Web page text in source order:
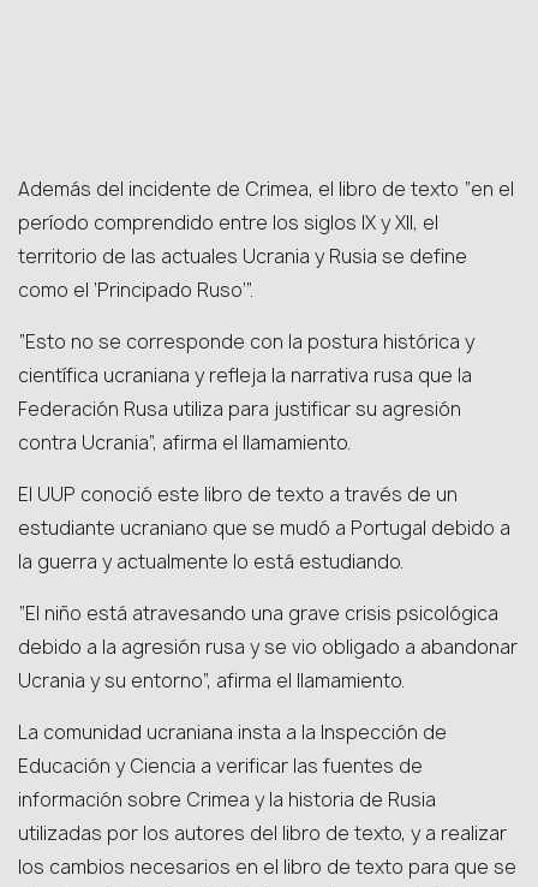
Además del incidente de Crimea, el libro de texto “en el
período comprendido entre los siglos IX y XII, el
territorio de las actuales Ucrania y Rusia se define
como el ‘Principado Ruso’”.
“Esto no se corresponde con la postura histórica y
científica ucraniana y refleja la narrativa rusa que la
Federación Rusa utiliza para justificar su agresión
contra Ucrania”, afirma el llamamiento.
El UUP conoció este libro de texto a través de un
estudiante ucraniano que se mudó a Portugal debido a
la guerra y actualmente lo está estudiando.
“El niño está atravesando una grave crisis psicológica
debido a la agresión rusa y se vio obligado a abandonar
Ucrania y su entorno”, afirma el llamamiento.
La comunidad ucraniana insta a la Inspección de
Educación y Ciencia a verificar las fuentes de
información sobre Crimea y la historia de Rusia
utilizadas por los autores del libro de texto, y a realizar
los cambios necesarios en el libro de texto para que se